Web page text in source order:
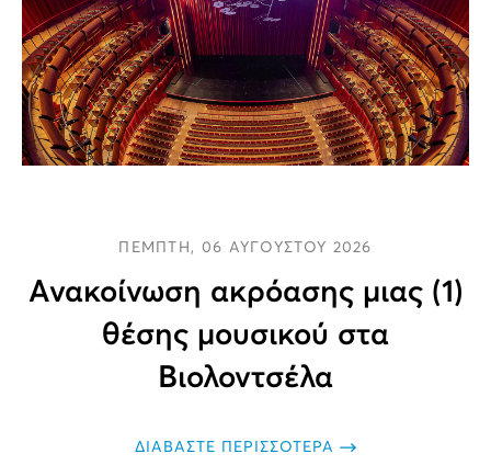
ΠΕΜΠΤΗ, 06 ΑΥΓΟΥΣΤΟΥ 2026
Ανακοίνωση ακρόασης μιας (1)
θέσης μουσικού στα
Βιολοντσέλα
ΔΙΑΒΑΣΤΕ ΠΕΡΙΣΣΟΤΕΡΑ